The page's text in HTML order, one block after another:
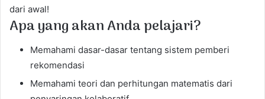
dari awal!
Apa yang akan Anda pelajari?
Memahami dasar-dasar tentang sistem pemberi
rekomendasi
Memahami teori dan perhitungan matematis dari